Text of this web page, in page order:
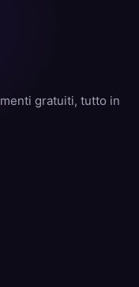
gratuiti, tutto in